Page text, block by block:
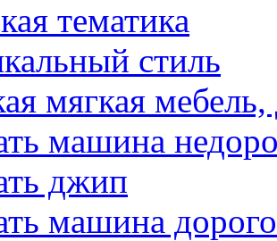
тематика
стиль
мягкая
машина
джип
машина дорого